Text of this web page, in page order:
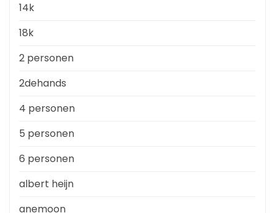
14k
18k
2 personen
2dehands
4 personen
5 personen
6 personen
albert heijn
anemoon